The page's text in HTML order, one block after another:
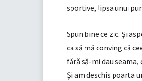
sportive, lipsa unui
Spun bine ce zic. Și
ca să mă conving că
fără să-mi dau seama,
Și am deschis poarta